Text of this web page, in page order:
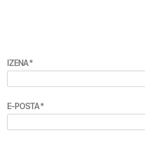
IZENA*
E-POSTA*